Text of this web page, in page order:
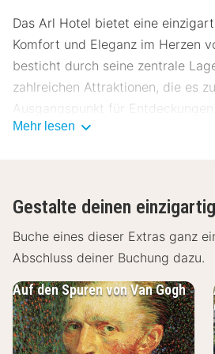
Das Arl Hotel bietet eine
Komfort und Eleganz im Herzen
besticht durch seine zentrale
zahlreichen Attraktionen, die es
Ausgangspunkt für Entdeckungen
die die pulsierende Atmosphäre
möchten. Die wichtigsten
leicht erreichbar, und die
Verkehrsmittel wie Busse und
Fuß erreichbar.
Verfügung.
Mehr lesen
Gestalte deinen
Buche eines dieser Extras ganz
Abschluss deiner Buchung dazu.
Auf den Spuren von Van Gogh